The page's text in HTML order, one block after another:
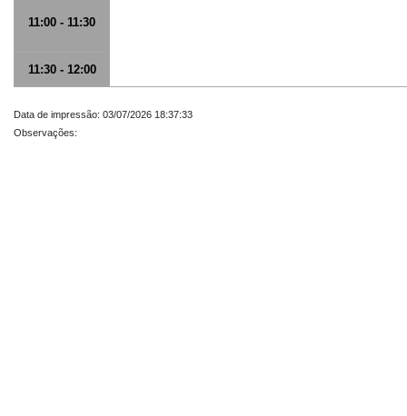
11:00 - 11:30
11:30 - 12:00
Data de impressão: 03/07/2026 18:37:33
Observações: